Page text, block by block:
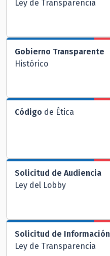
Ley de Transparencia
Gobierno Transparente
Histórico
Código de Ética
Solicitud de Audiencia
Ley del Lobby
Solicitud de Información
Ley de Transparencia